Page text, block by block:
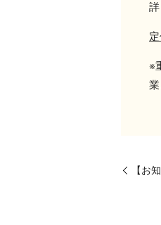
※
【お